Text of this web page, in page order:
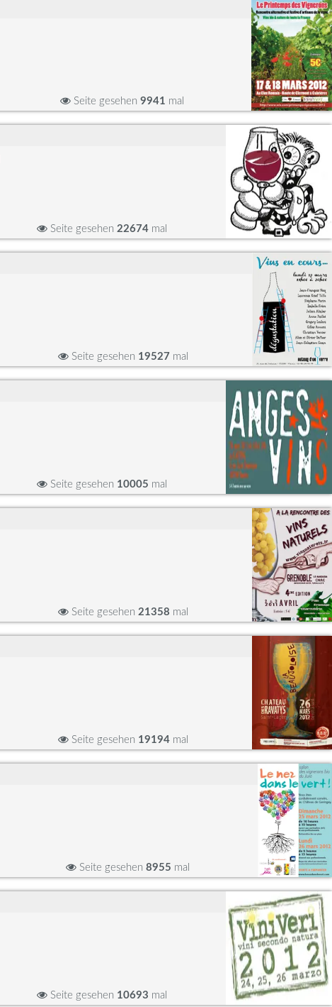
Seite gesehen 9941 mal
Seite gesehen 22674mal
Seite gesehen 19527 mal
Seite gesehen 10005 mal
Seite gesehen 21358 mal
Seite gesehen 19194mal
Seite gesehen 8955 mal
Seite gesehen 10693 mal